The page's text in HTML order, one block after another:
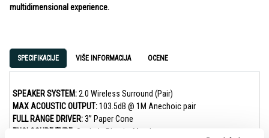
multidimensional experience.
SPECIFIKACIJE VIŠE INFORMACIJA OCENE
SPEAKER SYSTEM:2.0 Wireless Surround (Pair)
MAX ACOUSTIC OUTPUT:103.5dB @ 1M Anechoic pair
FULL RANGE DRIVER:3” Paper Cone
ENCLOSURE TYPE: Sealed - Plastic, Metal